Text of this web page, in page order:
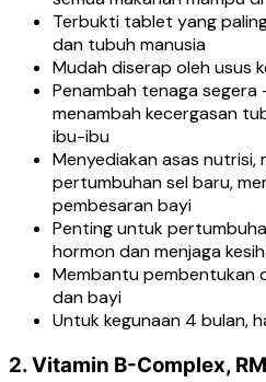
Terbukti tablet yang
dan tubuh manusia
Mudah diserap oleh usus
Penambah tenaga segera
menambah kecergasan
ibu-ibu
Menyediakan asas nutrisi,
pertumbuhan sel baru,
pembesaran bayi
Penting untuk
hormon dan menjaga
Membantu pembentukan
dan bayi
Untuk kegunaan 4 bulan,
2. Vitamin B-Complex,